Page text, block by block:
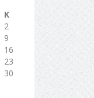
Κ
2
9
16
23
30